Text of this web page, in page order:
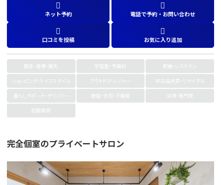
ネット予約 電話で予約・お問い合わせ
口コミを投稿 お気に入り追加
整体・接骨・鍼灸 学習塾・予備校
飲食・レストラン
ショッピング・ライフスタイル
アウトドア・レジャー
中古品売買・リサイクル
暮らしサポート・デリバリー
建設・住宅・不動産
法律・専門家
冠婚葬祭
完全個室のプライベートサロン